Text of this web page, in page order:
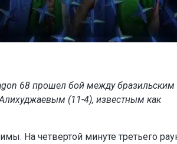
68 прошел бой между бразильским
(11-4), известным как
На четвертой минуте третьего